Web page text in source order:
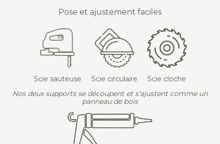
Pose et ajustement faciles
Scie sauteuse Scie circulaire
Scie cloche
Nos deux supports se découpent et s'ajustent comme un
panneau de bois